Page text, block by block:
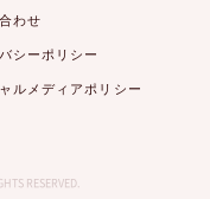
わせ
シーポリシー
ルメディアポリシー
RESERVED.